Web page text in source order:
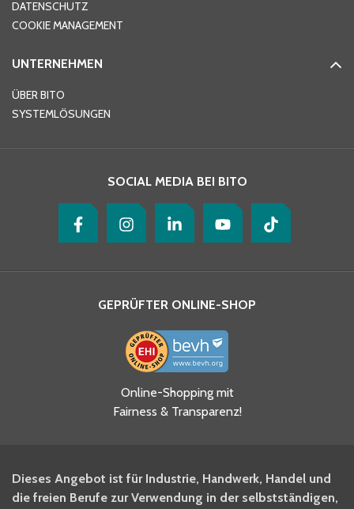
Telefon
Ja, ich habe die
Datenschutzhinweise gelesen
und akzeptiere diese.
BITO Newsletter Fachwissen
DATENSCHUTZ
COOKIE MANAGEMENT
UNTERNEHMEN
ÜBER BITO
SYSTEMLÖSUNGEN
SOCIAL MEDIA BEI BITO
GEPRÜFTER ONLINE-SHOP
Online-Shopping mit
Fairness & Transparenz!
Dieses Angebot ist für Industrie, Handwerk, Handel und
die freien Berufe zur Verwendung in der selbstständigen,